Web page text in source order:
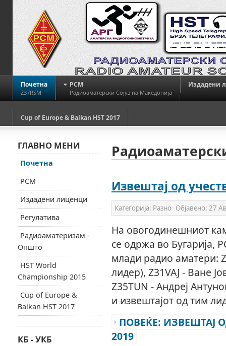
Почетна
Z37RSM
РСМ
Радиоаматерски Сојуз на Македонија
Издадени
Cup of Europe & Balkan HST 2017
Извештај од
Категорија: Разно Објавено: 27
На овогодинешниот
се одржа во Бугарија,
млади радио аматери:
лидер), Z31VAJ - Ване
Z35TUN - Андреј
и извештајот од тим
ПОВЕЌЕ: ИЗВЕШТАЈ
2019
ГЛАВНО МЕНИ
Почетна
РСМ
Издадени лиценци
Регулатива
Радиоаматеризам -
Општо
HST World
Championship 2015
Cup of Europe &
Balkan HST 2017
КБ - УКБ